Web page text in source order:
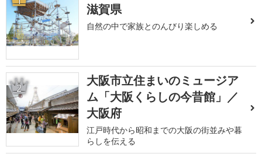
滋賀県
自然の中で家族とのんびり楽しめる
2
大阪市立住まいのミュージア
ム「大阪くらしの今昔館」／
大阪府
江戸時代から昭和までの大阪の街並みや暮
らしを伝える